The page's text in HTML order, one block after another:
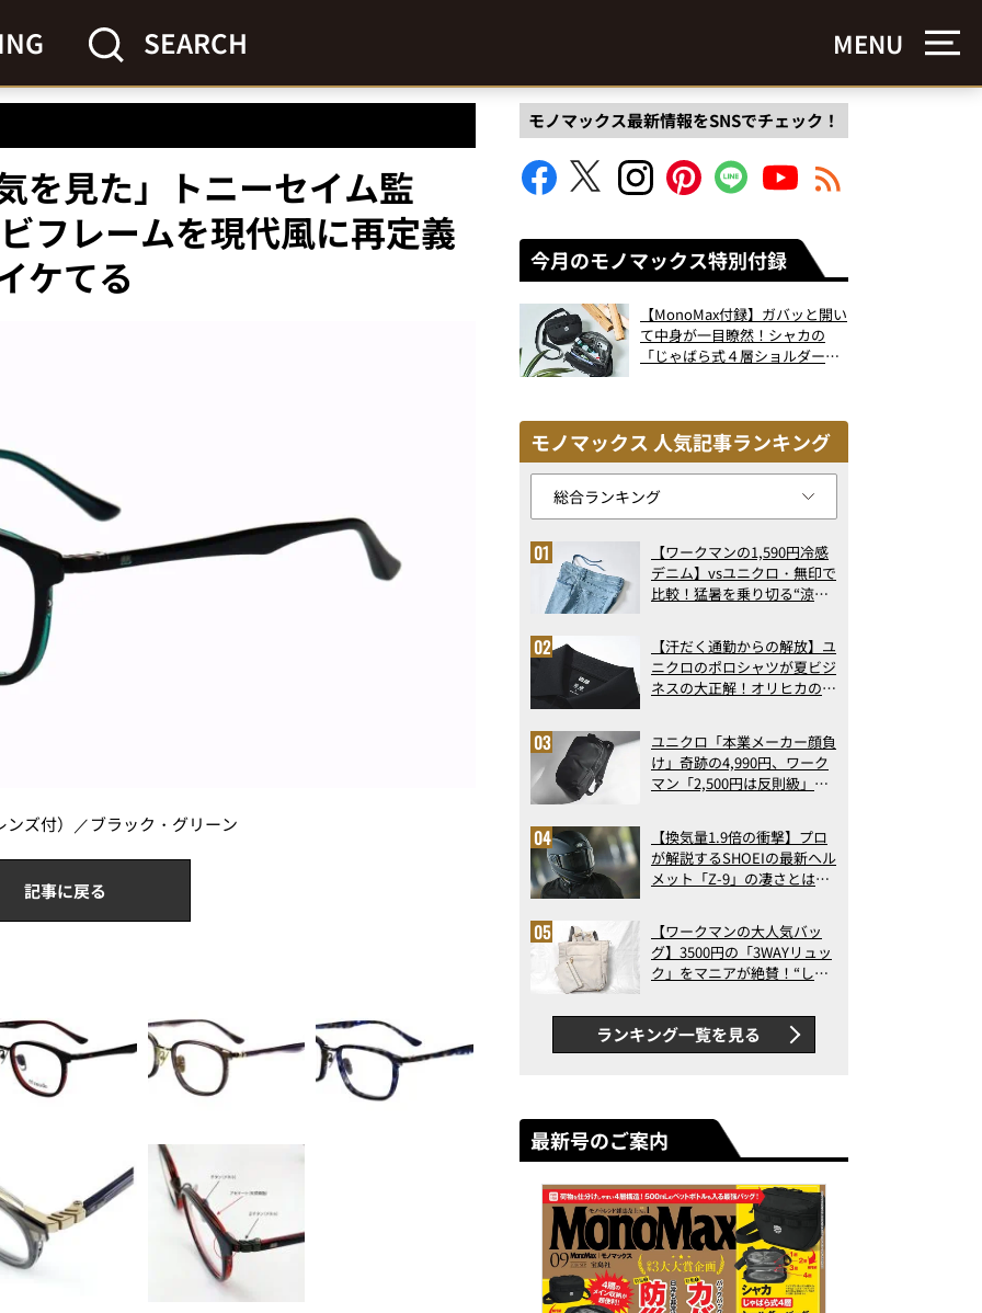
SEARCH MENU
を見た」トニーセイム監
フレームを現代風に再定義
ケてる
ンズ付）／ブラック・グリーン
記事に戻る
モノマックス最新情報をSNSでチェック！
今月のモノマックス特別付録
【MonoMax付録】ガバッと開い
て中身が一目瞭然！シャカの
「じゃばら式４層ショルダーバ
モノマックス 人気記事ランキング
【ワークマンの1,590円冷感
デニム】vsユニクロ・無印で
比較！猛暑を乗り切る“涼感
で決定版
【汗だく通勤からの解放】ユ
ニクロのポロシャツが夏ビジ
ネスの大正解！オリヒカの透
アの実力
ユニクロ「本業メーカー顔負
け」奇跡の4,990円、ワーク
マン「2,500円は反則級」凄
ト3】（2026年6月版）
【換気量1.9倍の衝撃】プロ
が解説するSHOEIの最新ヘル
メット「Z-9」の凄さとは？
ス【ワークマンの大人気バッ
グ】3500円の「3WAYリュッ
ク」をマニアが絶賛！“しご
判以上に優秀だった
ランキング一覧を見る
最新号のご案内